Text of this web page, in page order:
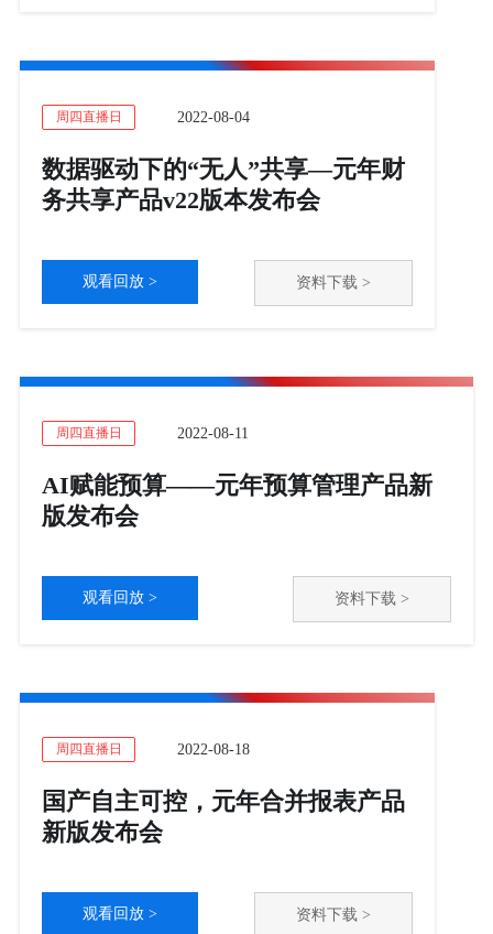
周四直播日 2022-08-04
数据驱动下的“无人”共享—元年财
务共享产品v22版本发布会
观看回放 > 资料下载 >
周四直播日 2022-08-11
AI赋能预算——元年预算管理产品新
版发布会
观看回放 > 资料下载 >
周四直播日 2022-08-18
国产自主可控，元年合并报表产品
新版发布会
观看回放 > 资料下载 >